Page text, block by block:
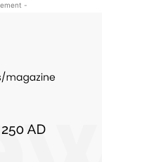
-